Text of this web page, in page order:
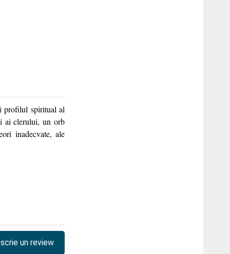
profilul spiritual al
ai clerului, un orb
inadecvate, ale
scrie un review